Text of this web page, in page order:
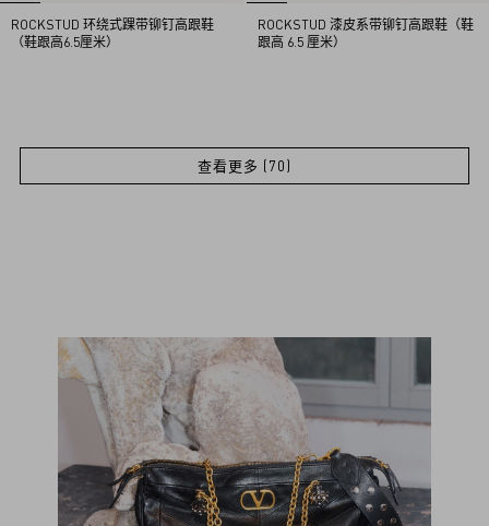
ROCKSTUD 环绕式踝带铆钉高跟鞋
（鞋跟高6.5厘米）
ROCKSTUD 漆皮系带铆钉高跟鞋（鞋
跟高 6.5 厘米）
查看更多 (70)